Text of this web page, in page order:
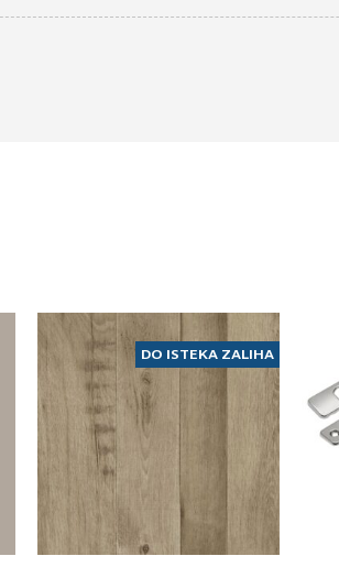
DO ISTEKA ZALIHA